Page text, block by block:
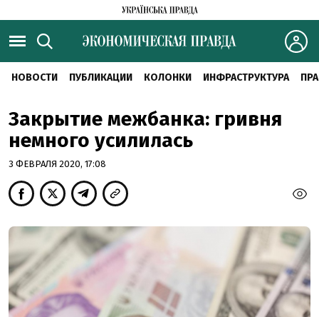
НОВОСТИ ПУБЛИКАЦИИ КОЛОНКИ ИНФРАСТРУКТУРА
Закрытие межбанка: гривня
немного усилилась
3 ФЕВРАЛЯ 2020, 17:08